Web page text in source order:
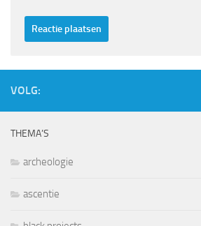
VOLG:
THEMA’S
archeologie
ascentie